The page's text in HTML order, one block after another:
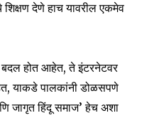
75
देणे हाच यावरील एकमेव
बदल होत आहेत, ते इंटरनेटवर
याकडे पालकांनी डोळसपणे
जागृत हिंदू समाज’ हेच अशा